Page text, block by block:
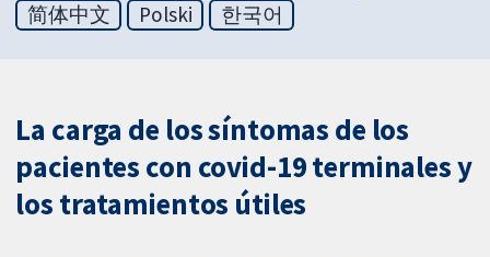
简体中文
Polski 한국어
La carga de los síntomas de los
pacientes con covid-19 terminales y
los tratamientos útiles